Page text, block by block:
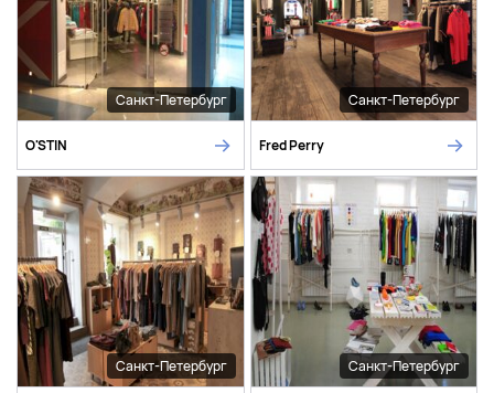
Санкт-Петербург
O'STIN
Санкт-Петербург
Fred Perry
Санкт-Петербург Санкт-Петербург